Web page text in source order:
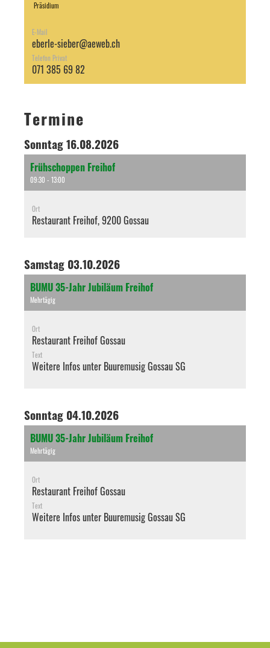
Präsidium
E-Mail
eberle-sieber@aeweb.ch
Telefon Privat
071 385 69 82
Termine
Sonntag 16.08.2026
Frühschoppen Freihof
09:30 - 13:00
Ort
Restaurant Freihof, 9200 Gossau
Samstag 03.10.2026
BUMU 35-Jahr Jubiläum Freihof
Mehrtägig
Ort
Restaurant Freihof Gossau
Text
Weitere Infos unter Buuremusig Gossau SG
Sonntag 04.10.2026
BUMU 35-Jahr Jubiläum Freihof
Mehrtägig
Ort
Restaurant Freihof Gossau
Text
Weitere Infos unter Buuremusig Gossau SG